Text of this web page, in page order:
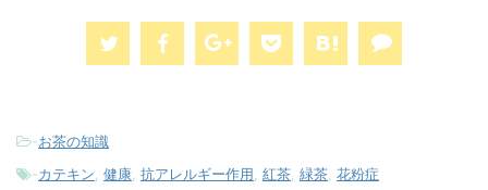
-お茶の知識
-カテキン 健康 抗アレルギー作用 紅茶 緑茶 花粉症